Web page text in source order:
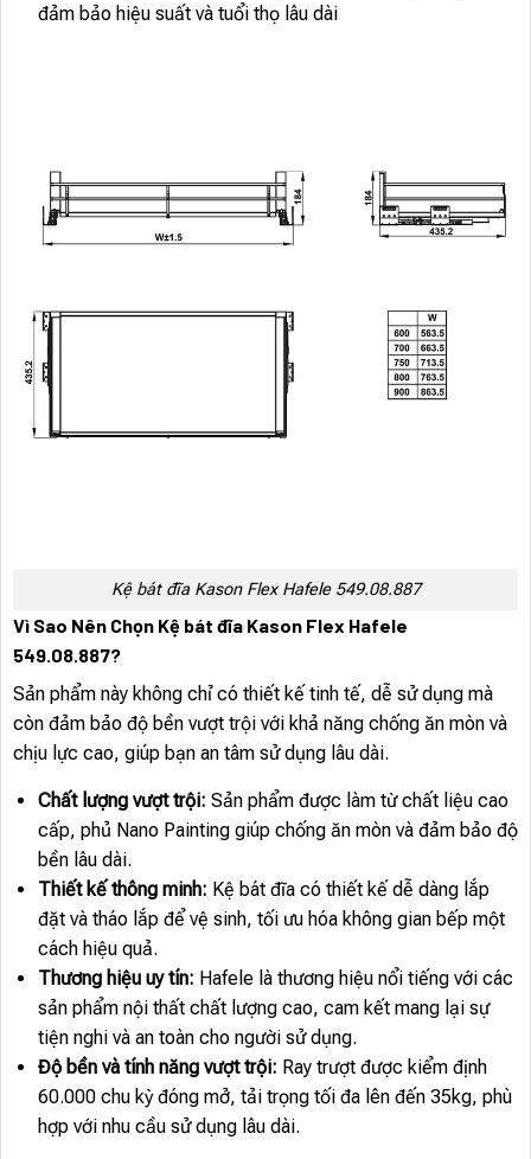
đảm bảo hiệu suất và tuổi thọ lâu dài
Kệ bát đĩa Kason Flex Hafele 549.08.887
Vì Sao Nên Chọn Kệ bát đĩa Kason Flex Hafele
549.08.887?
Sản phẩm này không chỉ có thiết kế tinh tế, dễ sử dụng mà
còn đảm bảo độ bền vượt trội với khả năng chống ăn mòn và
chịu lực cao, giúp bạn an tâm sử dụng lâu dài.
Chất lượng vượt trội: Sản phẩm được làm từ chất liệu cao
cấp, phủ Nano Painting giúp chống ăn mòn và đảm bảo độ
bền lâu dài.
Thiết kế thông minh: Kệ bát đĩa có thiết kế dễ dàng lắp
đặt và tháo lắp để vệ sinh, tối ưu hóa không gian bếp một
cách hiệu quả.
Thương hiệu uy tín: Hafele là thương hiệu nổi tiếng với các
sản phẩm nội thất chất lượng cao, cam kết mang lại sự
tiện nghi và an toàn cho người sử dụng.
Độ bền và tính năng vượt trội: Ray trượt được kiểm định
60.000 chu kỳ đóng mở, tải trọng tối đa lên đến 35kg, phù
hợp với nhu cầu sử dụng lâu dài.